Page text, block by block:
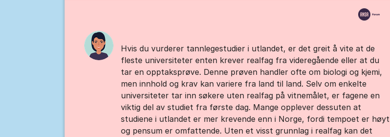
Hvis du vurderer tannlegestudier i utlandet, er det greit å vite at de
fleste universiteter enten krever realfag fra videregående eller at du
tar en opptaksprøve. Denne prøven handler ofte om biologi og kjemi,
men innhold og krav kan variere fra land til land. Selv om enkelte
universiteter tar inn søkere uten realfag på vitnemålet, er fagene en
viktig del av studiet fra første dag. Mange opplever dessuten at
studiene i utlandet er mer krevende enn i Norge, fordi tempoet er høyt
og pensum er omfattende. Uten et visst grunnlag i realfag kan det